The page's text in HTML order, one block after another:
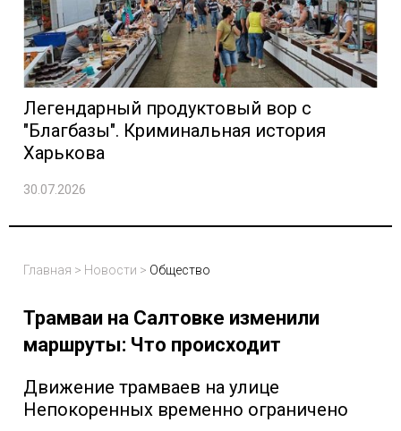
Легендарный продуктовый вор с
"Благбазы". Криминальная история
Харькова
30.07.2026
Главная > Новости > Общество
Трамваи на Салтовке изменили
маршруты: Что происходит
Движение трамваев на улице
Непокоренных временно ограничено